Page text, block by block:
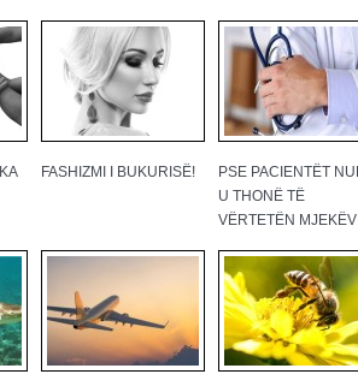
FASHIZMI I BUKURISË!
PSE PACIENTËT
U THONË TË
VËRTETËN